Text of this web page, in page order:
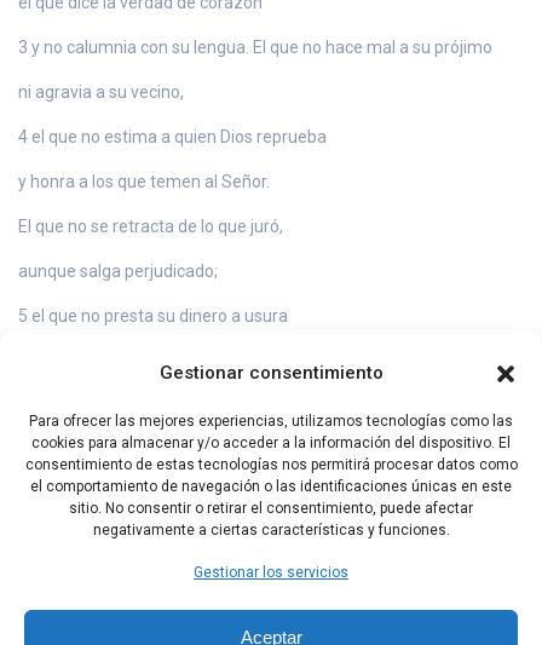
Gestionar consentimiento
Para ofrecer las mejores experiencias, utilizamos tecnologías como las
cookies para almacenar y/o acceder a la información del dispositivo. El
consentimiento de estas tecnologías nos permitirá procesar datos como
el comportamiento de navegación o las identificaciones únicas en este
sitio. No consentir o retirar el consentimiento, puede afectar
negativamente a ciertas características y funciones.
Gestionar los servicios
Aceptar
3 y no calumnia con su lengua. El que no hace mal a su prójimo
ni agravia a su vecino,
4 el que no estima a quien Dios reprueba
y honra a los que temen al Señor.
El que no se retracta de lo que juró,
aunque salga perjudicado;
5 el que no presta su dinero a usura
Capítulo Anterior Capítulo Siguiente